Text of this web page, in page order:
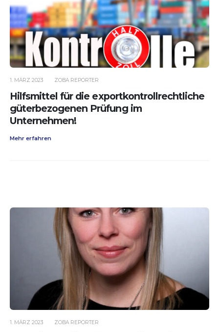
1. MÄRZ 2023 ZOBA REPORTER
Hilfsmittel für die exportkontrollrechtliche
güterbezogenen Prüfung im
Unternehmen!
Mehr erfahren
1. MÄRZ 2023 ZOBA REPORTER